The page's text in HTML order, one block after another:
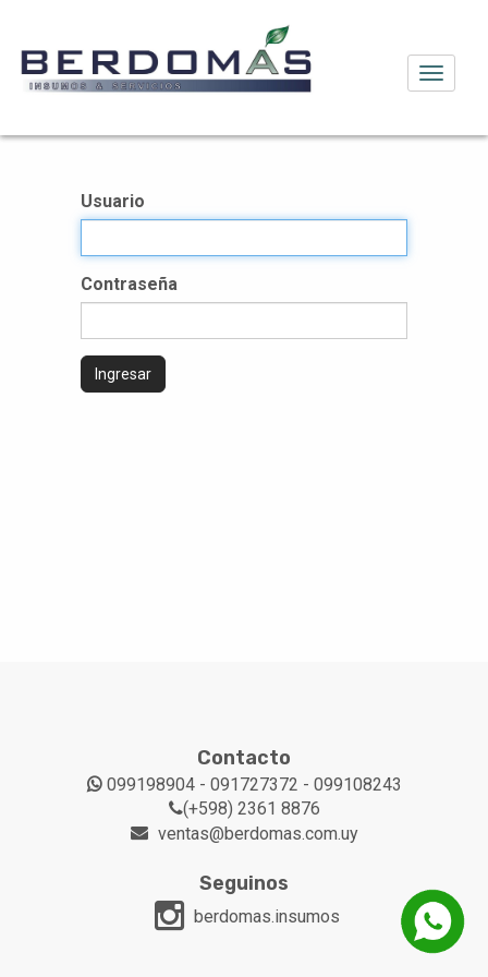
Activar
Usuario
Contraseña
Ingresar
Contacto
099198904 - 091727372 - 099108243
(+598) 2361 8876
ventas@berdomas.com.uy
Seguinos
berdomas.insumos